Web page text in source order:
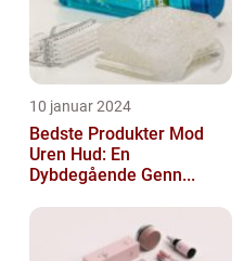
10 januar 2024
Bedste Produkter Mod
Uren Hud: En
Dybdegående Genn...